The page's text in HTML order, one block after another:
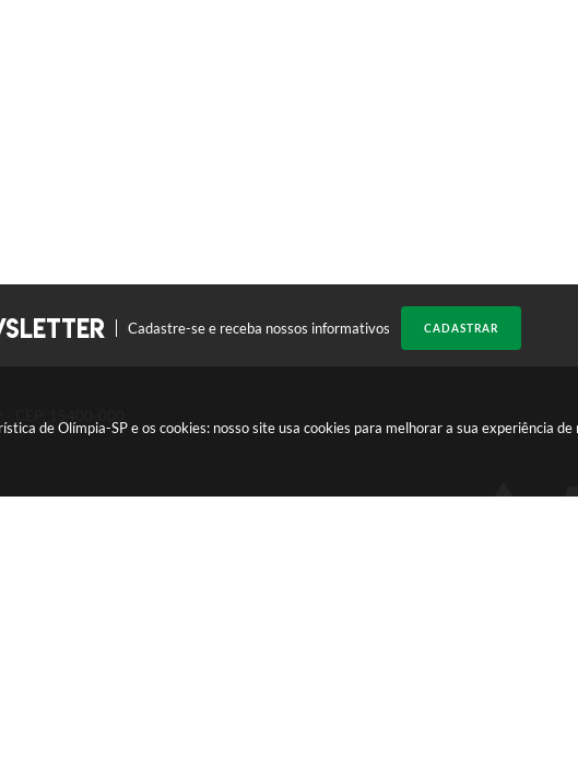
de Olímpia-SP e os cookies: nosso site usa cookies para melhorar a sua experiência
Cadastre-se e receba nossos informativos CADASTRAR